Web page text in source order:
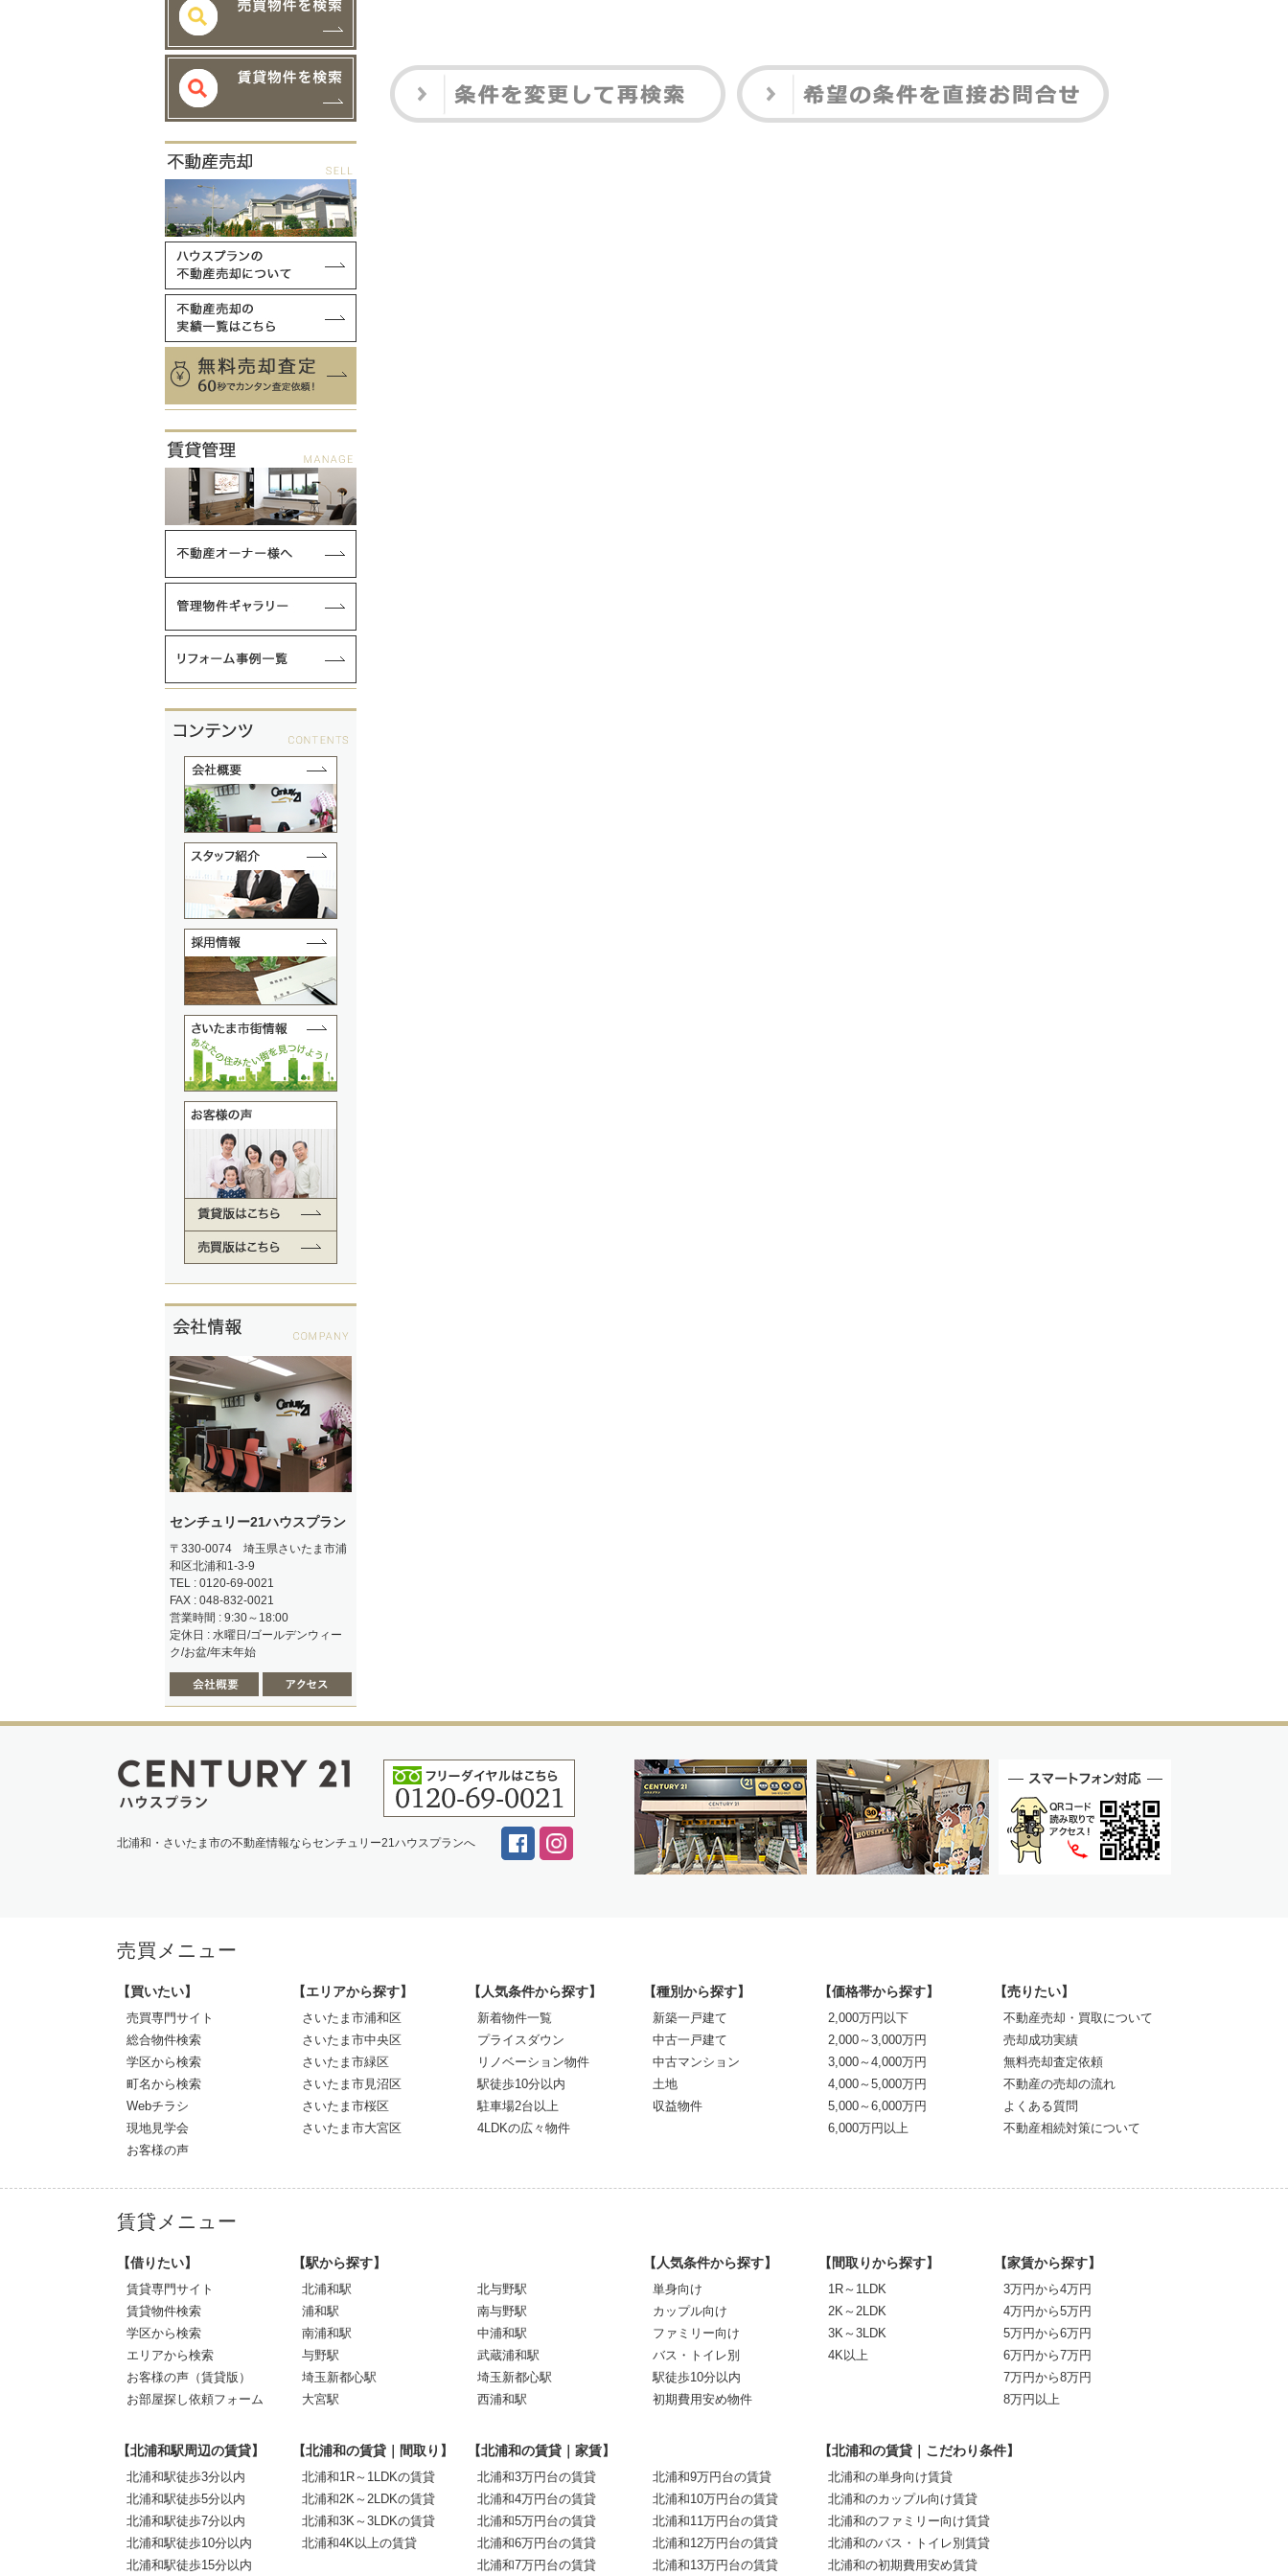
センチュリー21ハウスプラン
〒330-0074 埼玉県さいたま市浦
和区北浦和1-3-9
TEL : 0120-69-0021
FAX : 048-832-0021
営業時間 : 9:30～18:00
定休日 : 水曜日/ゴールデンウィー
ク/お盆/年末年始
北浦和・さいたま市の不動産情報ならセンチュリー21ハウスプランへ
売買メニュー
【買いたい】
売買専門サイト
総合物件検索
学区から検索
町名から検索
Webチラシ
現地見学会
お客様の声
【エリアから探す】
さいたま市浦和区
さいたま市中央区
さいたま市緑区
さいたま市見沼区
さいたま市桜区
さいたま市大宮区
【人気条件から探す】
新着物件一覧
プライスダウン
リノベーション物件
駅徒歩10分以内
駐車場2台以上
4LDKの広々物件
【種別から探す】
新築一戸建て
中古一戸建て
中古マンション
土地
収益物件
【価格帯から探す】
2,000万円以下
2,000～3,000万円
3,000～4,000万円
4,000～5,000万円
5,000～6,000万円
6,000万円以上
【売りたい】
不動産売却・買取について
売却成功実績
無料売却査定依頼
不動産の売却の流れ
よくある質問
不動産相続対策について
賃貸メニュー
【借りたい】
賃貸専門サイト
賃貸物件検索
学区から検索
エリアから検索
お客様の声（賃貸版）
お部屋探し依頼フォーム
【駅から探す】
北浦和駅
浦和駅
南浦和駅
与野駅
埼玉新都心駅
大宮駅
北与野駅
南与野駅
中浦和駅
武蔵浦和駅
埼玉新都心駅
西浦和駅
【人気条件から探す】
単身向け
カップル向け
ファミリー向け
バス・トイレ別
駅徒歩10分以内
初期費用安め物件
【間取りから探す】
1R～1LDK
2K～2LDK
3K～3LDK
4K以上
【家賃から探す】
3万円から4万円
4万円から5万円
5万円から6万円
6万円から7万円
7万円から8万円
8万円以上
【北浦和駅周辺の賃貸】
北浦和駅徒歩3分以内
北浦和駅徒歩5分以内
北浦和駅徒歩7分以内
北浦和駅徒歩10分以内
北浦和駅徒歩15分以内
【北浦和の賃貸｜間取り】
北浦和1R～1LDKの賃貸
北浦和2K～2LDKの賃貸
北浦和3K～3LDKの賃貸
北浦和4K以上の賃貸
【北浦和の賃貸｜家賃】
北浦和3万円台の賃貸
北浦和4万円台の賃貸
北浦和5万円台の賃貸
北浦和6万円台の賃貸
北浦和7万円台の賃貸
北浦和9万円台の賃貸
北浦和10万円台の賃貸
北浦和11万円台の賃貸
北浦和12万円台の賃貸
北浦和13万円台の賃貸
【北浦和の賃貸｜こだわり条件】
北浦和の単身向け賃貸
北浦和のカップル向け賃貸
北浦和のファミリー向け賃貸
北浦和のバス・トイレ別賃貸
北浦和の初期費用安め賃貸